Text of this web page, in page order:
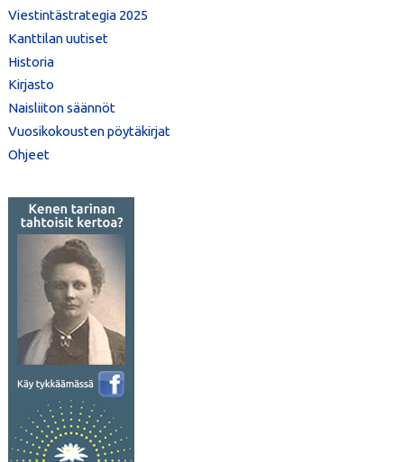
Viestintästrategia 2025
Kanttilan uutiset
Historia
Kirjasto
Naisliiton säännöt
Vuosikokousten pöytäkirjat
Ohjeet